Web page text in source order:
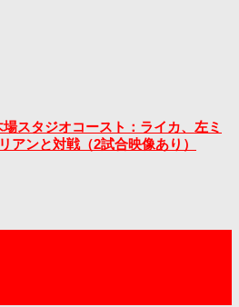
スタジオコースト：ライカ、左ミ
アンと対戦（2試合映像あり）